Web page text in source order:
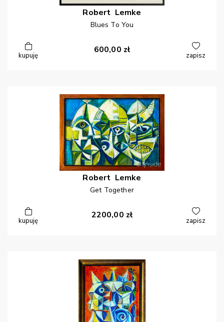
Robert Lemke
Blues To You
kupuję
600,00 zł
zapisz
Robert Lemke
Get Together
kupuję
2200,00 zł
zapisz